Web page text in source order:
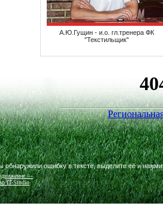
А.Ю.Гущин - и.о. гл.тренера ФК
"Текстильщик"
—
IT-Studio
обнаружили ошибку в тексте, выделите её и